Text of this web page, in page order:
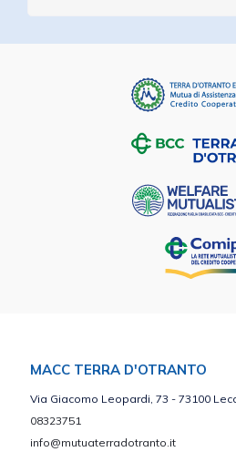
MACC TERRA D'OTRANTO
Via Giacomo Leopardi, 73 - 73100
08323751
info@mutuaterradotranto.it